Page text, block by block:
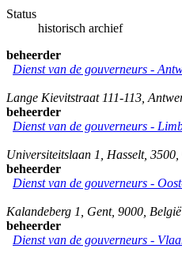
Status
historisch archief
beheerder
Dienst van de gouverneurs -
Lange Kievitstraat 111-113
beheerder
Dienst van de gouverneurs -
Universiteitslaan 1 Hasselt, 3500
beheerder
Dienst van de gouverneurs -
Kalandeberg 1 Gent, 9000 België
beheerder
Dienst van de gouverneurs -